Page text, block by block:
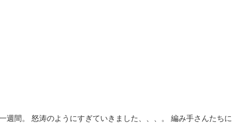
週間。 怒涛のようにすぎていきました、、、。 編み手さんたちに